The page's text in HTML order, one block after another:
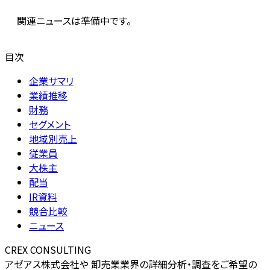
関連ニュースは準備中です。
目次
企業サマリ
業績推移
財務
セグメント
地域別売上
従業員
大株主
配当
IR資料
競合比較
ニュース
CREX CONSULTING
アゼアス株式会社や 卸売業業界の詳細分析・調査をご希望の